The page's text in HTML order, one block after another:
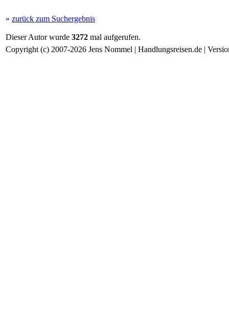
» zurück zum Suchergebnis
Dieser Autor wurde 3272 mal aufgerufen.
Copyright (c) 2007-2026 Jens Nommel | Handlungsreisen.de |